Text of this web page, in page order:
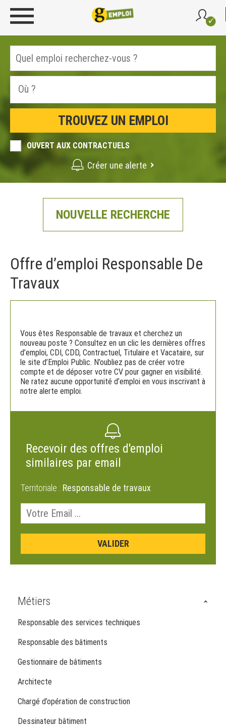
OUVERT AUX CONTRACTUELS
Créer une alerte
NOUVELLE RECHERCHE
Offre d’emploi Responsable De
Travaux
Vous êtes Responsable de travaux et cherchez un
nouveau poste ? Consultez en un clic les dernières offres
d’emploi, CDI, CDD, Contractuel, Titulaire et Vacataire, sur
le site d’Emploi Public. N’oubliez pas de créer votre
compte et de déposer votre CV pour gagner en visibilité.
Ne ratez aucune opportunité d’emploi en vous inscrivant à
notre alerte emploi.
Recevoir des offres d'emploi
similaires par email
Territoriale : Responsable de travaux
Métiers
Responsable des services techniques
Responsable des bâtiments
Gestionnaire de bâtiments
Architecte
Chargé d’opération de construction
Dessinateur bâtiment